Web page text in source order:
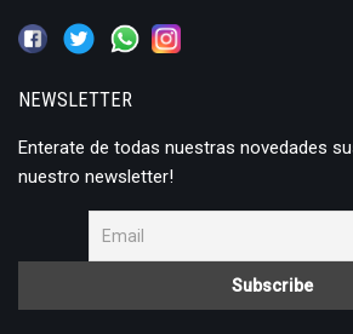
NEWSLETTER
Enterate de todas nuestras novedades
nuestro newsletter!